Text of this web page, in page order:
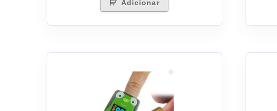
Adicionar
product
has
multiple
variants.